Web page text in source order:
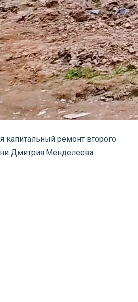
капитальный ремонт второго
Дмитрия Менделеева